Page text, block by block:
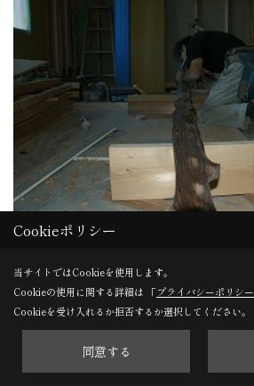
大工さんの腕の見せ所です。
30. 2012年09月26日
Cookieポリシー
当サイトではCookieを使用します。
Cookieの使用に関する詳細は 「プライバシーポリシー
Cookieを受け入れるか拒否するか選択してください。
同意する